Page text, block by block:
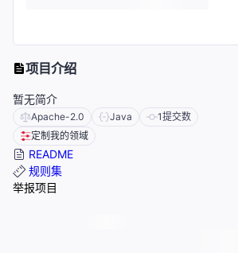
项目介绍
暂无简介
Apache-2.0 Java 1提交数
定制我的领域
README
规则集
举报项目